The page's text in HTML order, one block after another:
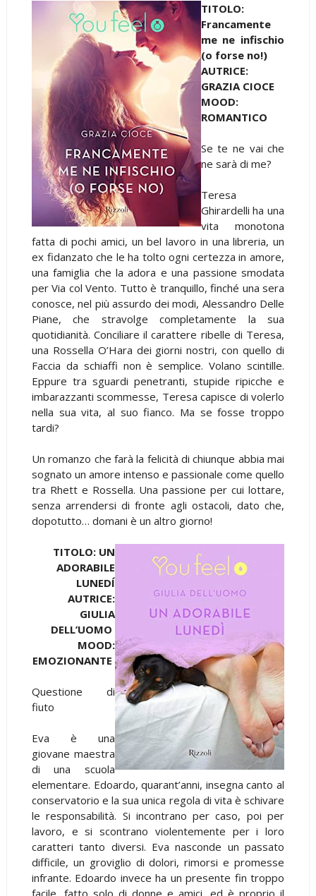
TITOLO:
Francamente
me ne infischio
(o forse no!)
AUTRICE:
GRAZIA CIOCE
MOOD:
ROMANTICO
Se te ne vai che
ne sarà di me?
Teresa
Ghirardelli ha una
vita monotona
fatta di pochi amici, un bel lavoro in una libreria, un
ex fidanzato che le ha tolto ogni certezza in amore,
una famiglia che la adora e una passione smodata
per Via col Vento. Tutto è tranquillo, finché una sera
conosce, nel più assurdo dei modi, Alessandro Delle
Piane, che stravolge completamente la sua
quotidianità. Conciliare il carattere ribelle di Teresa,
una Rossella O’Hara dei giorni nostri, con quello di
Faccia da schiaffi non è semplice. Volano scintille.
Eppure tra sguardi penetranti, stupide ripicche e
imbarazzanti scommesse, Teresa capisce di volerlo
nella sua vita, al suo fianco. Ma se fosse troppo
tardi?
Un romanzo che farà la felicità di chiunque abbia mai
sognato un amore intenso e passionale come quello
tra Rhett e Rossella. Una passione per cui lottare,
senza arrendersi di fronte agli ostacoli, dato che,
dopotutto… domani è un altro giorno!
TITOLO: UN
ADORABILE
LUNEDÍ
AUTRICE:
GIULIA
DELL’UOMO
MOOD:
EMOZIONANTE
Questione di
fiuto
Eva è una
giovane maestra
di una scuola
elementare. Edoardo, quarant’anni, insegna canto al
conservatorio e la sua unica regola di vita è schivare
le responsabilità. Si incontrano per caso, poi per
lavoro, e si scontrano violentemente per i loro
caratteri tanto diversi. Eva nasconde un passato
difficile, un groviglio di dolori, rimorsi e promesse
infrante. Edoardo invece ha un presente fin troppo
facile, fatto solo di donne e amici, ed è proprio il